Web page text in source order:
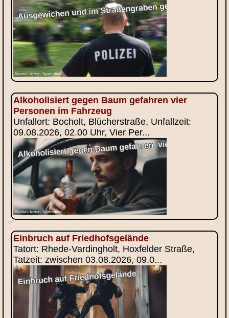
Alkoholisiert gegen Baum gefahren vier
Personen im Fahrzeug
Unfallort: Bocholt, Blücherstraße, Unfallzeit:
09.08.2026, 02.00 Uhr, Vier Per...
Einbruch auf Friedhofsgelände
Tatort: Rhede-Vardingholt, Hoxfelder Straße,
Tatzeit: zwischen 03.08.2026, 09.0...